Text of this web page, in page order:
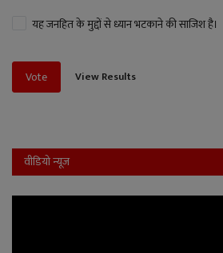
यह जनहित के मुद्दों से ध्यान भटकाने की साजिश है।
Vote View Results
वीडियो न्यूज